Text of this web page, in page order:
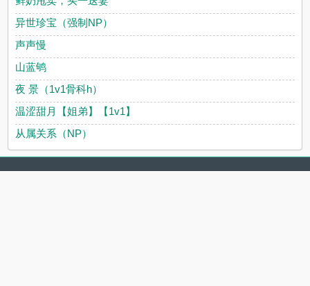
异世珍宝（强制NP）
声声慢
山蓝鸲
夜 景（1v1骨科h）
温涩甜月【姐弟】【1v1】
从属关系（NP）